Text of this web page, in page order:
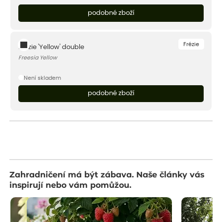
podobné zboží
Frézie
Frézie 'Yellow' double
Freesia Yellow
Není skladem
podobné zboží
Zahradničení má být zábava. Naše články vás
inspirují nebo vám pomůžou.